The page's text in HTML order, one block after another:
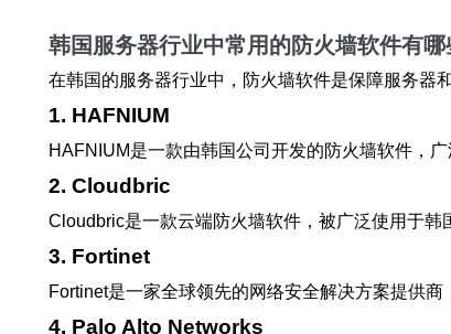
韩国服务器行业中常用的防火墙软件有哪
在韩国的服务器行业中，防火墙软件是保障服务器
1. HAFNIUM
HAFNIUM是一款由韩国公司开发的防火墙软件，
2. Cloudbric
Cloudbric是一款云端防火墙软件，被广泛使用于韩
3. Fortinet
Fortinet是一家全球领先的网络安全解决方案提供
4. Palo Alto Networks